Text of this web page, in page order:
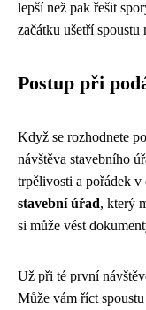
lepší než pak řešit
začátku ušetří spoustu
Postup při
Když se rozhodnete
návštěva stavebního
trpělivosti a pořádek v
stavební úřad, který
si může vést
Už při té první
Může vám říct